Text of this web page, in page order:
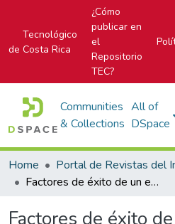
Tecnológico
de Costa Rica
¿Cómo
publicar en
el
Repositorio
TEC?
Communities
& Collections
All of
DSpace
Home
Factores de éxito de un emprendimiento: Un estudio exploratorio con base en técnicas de data mining (Entrepreneurial success factors: An exploratory study based on Data Mining Techniques)
Factores de éxito